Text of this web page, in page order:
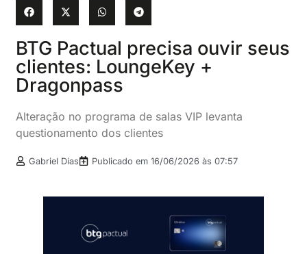
BTG Pactual precisa ouvir seus
clientes: LoungeKey +
Dragonpass
Alteração no programa de salas VIP levanta
questionamento dos clientes
Gabriel Dias Publicado em16/06/2026 às 07:57